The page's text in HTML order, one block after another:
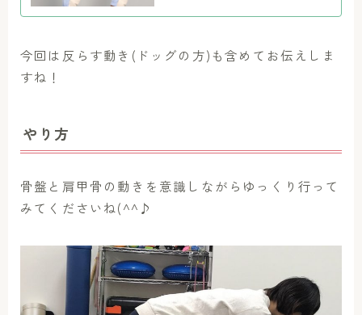
今回は反らす動き(ドッグの方)も含めてお伝えしま
すね！
やり方
骨盤と肩甲骨の動きを意識しながらゆっくり行って
みてくださいね(^^♪